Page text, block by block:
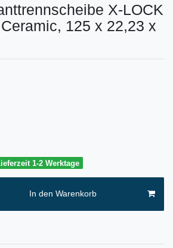
X-LOCK
125 x 22,23 x
1-2 Werktage
In den Warenkorb